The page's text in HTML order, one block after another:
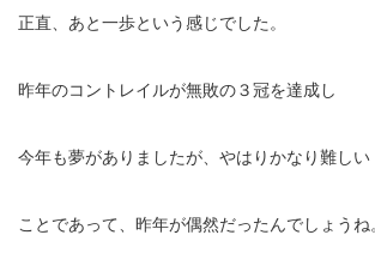
正直、あと一歩という感じでした。
昨年のコントレイルが無敗の３冠を達成し
今年も夢がありましたが、やはりかなり難しい
ことであって、昨年が偶然だったんでしょうね